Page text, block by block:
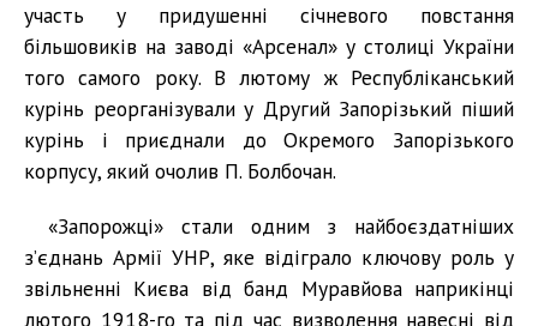
участь у придушенні січневого повстання
більшовиків на заводі «Арсенал» у столиці України
того самого року. В лютому ж Республіканський
курінь реорганізували у Другий Запорізький піший
курінь і приєднали до Окремого Запорізького
корпусу, який очолив П. Болбочан.
«Запорожці» стали одним з найбоєздатніших
з’єднань Армії УНР, яке відіграло ключову роль у
звільненні Києва від банд Муравйова наприкінці
лютого 1918-го та під час визволення навесні від